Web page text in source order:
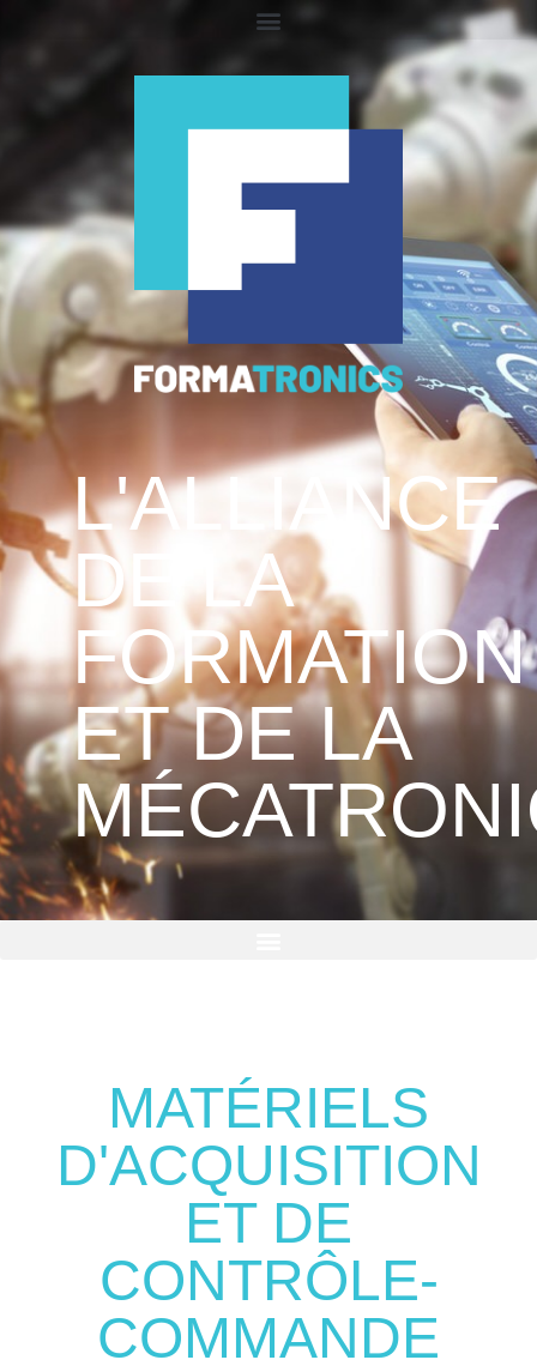
L'ALLIANCE
DE LA
FORMATION
ET DE LA
MATÉRIELS
D'ACQUISITION
ET DE
CONTRÔLE-
COMMANDE